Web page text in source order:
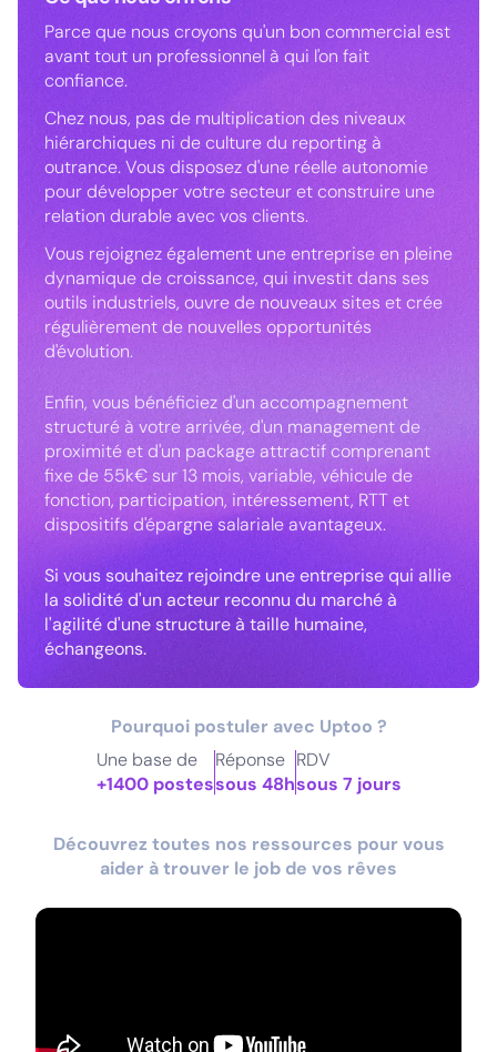
Parce que nous croyons qu'un bon commercial est
avant tout un professionnel à qui l'on fait
confiance.
Chez nous, pas de multiplication des niveaux
hiérarchiques ni de culture du reporting à
outrance. Vous disposez d'une réelle autonomie
pour développer votre secteur et construire une
relation durable avec vos clients.
Vous rejoignez également une entreprise en pleine
dynamique de croissance, qui investit dans ses
outils industriels, ouvre de nouveaux sites et crée
régulièrement de nouvelles opportunités
d'évolution.
Enfin, vous bénéficiez d'un accompagnement
structuré à votre arrivée, d'un management de
proximité et d'un package attractif comprenant
fixe de 55k€ sur 13 mois, variable, véhicule de
fonction, participation, intéressement, RTT et
dispositifs d'épargne salariale avantageux.
Si vous souhaitez rejoindre une entreprise qui allie
la solidité d'un acteur reconnu du marché à
l'agilité d'une structure à taille humaine,
échangeons.
Pourquoi postuler avec Uptoo ?
Une base de
+1400 postes
Réponse
sous 48h
RDV
sous 7 jours
Découvrez toutes nos ressources pour vous
aider à trouver le job de vos rêves